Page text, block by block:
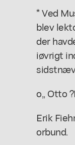
* Ved
blev
der
iøvrigt
o,, Otto
Erik
orbund.